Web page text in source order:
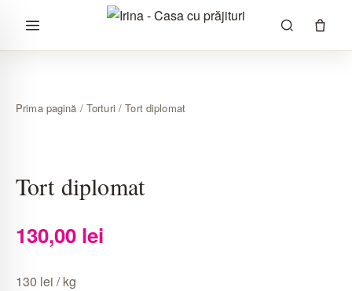
Prima pagină / Torturi / Tort diplomat
Tort diplomat
130,00 lei
130 lei / kg